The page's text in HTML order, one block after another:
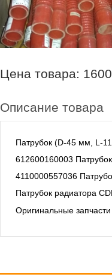
Цена товара: 1600
Описание товара
Патрубок (D-45 мм, L-
612600160003
4110000557036
Патрубок радиатора
Оригинальные